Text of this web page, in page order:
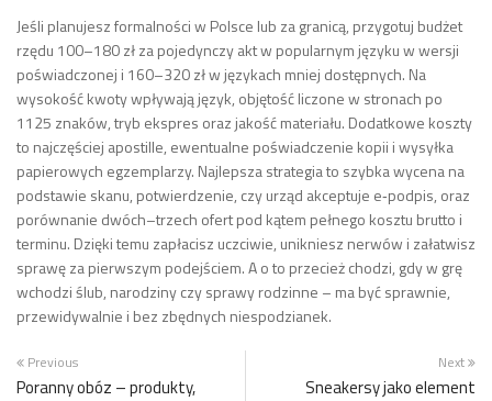
Jeśli planujesz formalności w Polsce lub za granicą, przygotuj budżet
rzędu 100–180 zł za pojedynczy akt w popularnym języku w wersji
poświadczonej i 160–320 zł w językach mniej dostępnych. Na
wysokość kwoty wpływają język, objętość liczone w stronach po
1125 znaków, tryb ekspres oraz jakość materiału. Dodatkowe koszty
to najczęściej apostille, ewentualne poświadczenie kopii i wysyłka
papierowych egzemplarzy. Najlepsza strategia to szybka wycena na
podstawie skanu, potwierdzenie, czy urząd akceptuje e‑podpis, oraz
porównanie dwóch–trzech ofert pod kątem pełnego kosztu brutto i
terminu. Dzięki temu zapłacisz uczciwie, unikniesz nerwów i załatwisz
sprawę za pierwszym podejściem. A o to przecież chodzi, gdy w grę
wchodzi ślub, narodziny czy sprawy rodzinne – ma być sprawnie,
przewidywalnie i bez zbędnych niespodzianek.
Previous
Poranny obóz – produkty,
Next
Sneakersy jako element